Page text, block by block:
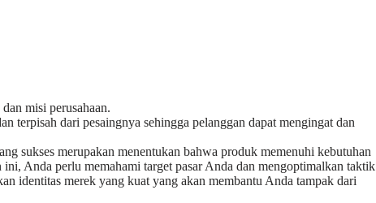
misi perusahaan.
terpisah dari pesaingnya sehingga pelanggan dapat mengingat dan
sukses merupakan menentukan bahwa produk memenuhi kebutuhan
Anda perlu memahami target pasar Anda dan mengoptimalkan taktik
identitas merek yang kuat yang akan membantu Anda tampak dari